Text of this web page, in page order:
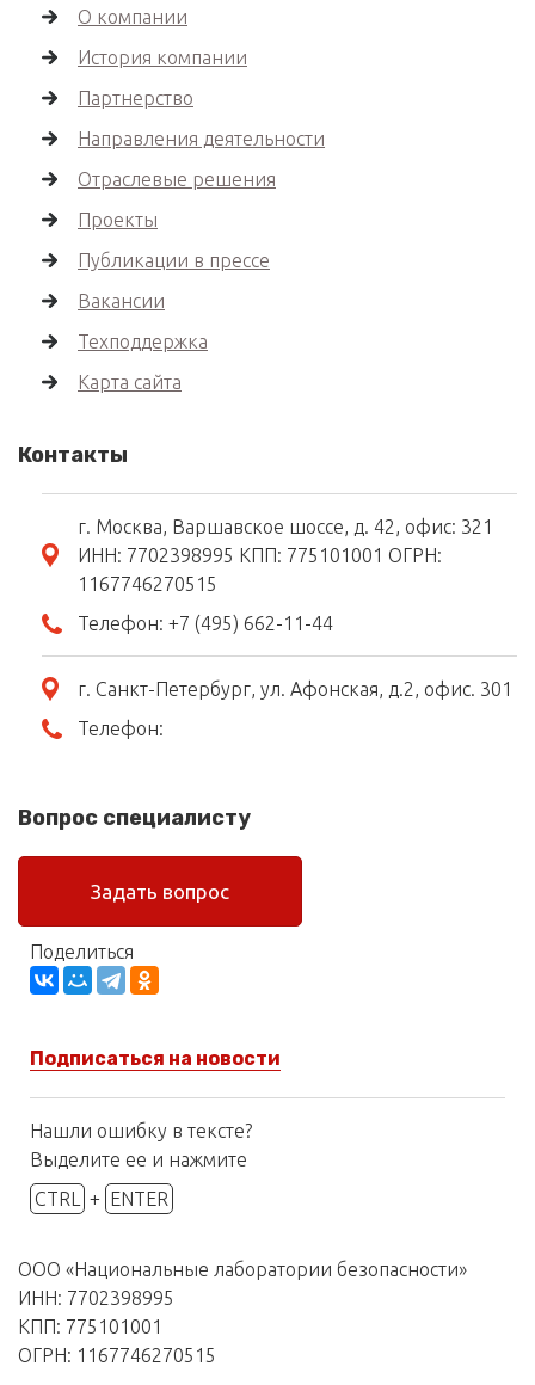
О компании
История компании
Партнерство
Направления деятельности
Отраслевые решения
Проекты
Публикации в прессе
Вакансии
Техподдержка
Карта сайта
Контакты
г. Москва, Варшавское шоссе, д. 42, офис: 321
ИНН: 7702398995 КПП: 775101001 ОГРН:
1167746270515
Телефон: +7 (495) 662-11-44
г. Санкт-Петербург, ул. Афонская, д.2, офис. 301
Телефон:
Вопрос специалисту
Задать вопрос
Поделиться
Подписаться на новости
Нашли ошибку в тексте?
Выделите ее и нажмите
CTRL
+ ENTER
ООО «Национальные лаборатории безопасности»
ИНН: 7702398995
КПП: 775101001
ОГРН: 1167746270515